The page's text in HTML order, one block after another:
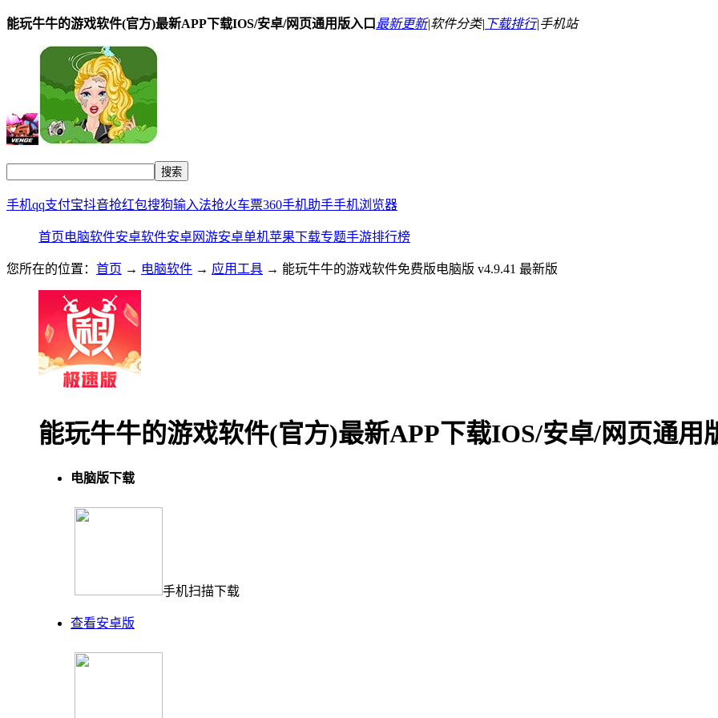
能玩牛牛的游戏软件(官方)最新APP下载IOS/安卓/网页通用版入口 最新更新|软件分类| 下载排行|手机站
手机qq支付宝抖音抢红包搜狗输入法抢火车票360手机助手手机浏览器
首页电脑软件安卓软件安卓网游安卓单机苹果下载专题手游排行榜
您所在的位置： 首页 → 电脑软件 → 应用工具 → 能玩牛牛的游戏软件免费版电脑版 v4.9.41 最新版
能玩牛牛的游戏软件(官方)最新APP下载IOS/安卓/网页通用
电脑版下载
手机扫描下载
查看安卓版